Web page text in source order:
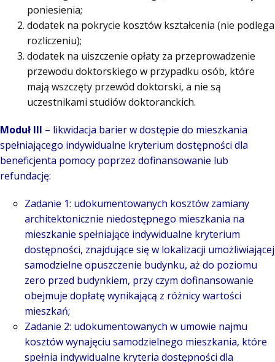
poniesienia;
dodatek na pokrycie kosztów kształcenia (nie podlega
rozliczeniu);
dodatek na uiszczenie opłaty za przeprowadzenie
przewodu doktorskiego w przypadku osób, które
mają wszczęty przewód doktorski, a nie są
uczestnikami studiów doktoranckich.
Moduł III – likwidacja barier w dostępie do mieszkania
spełniającego indywidualne kryterium dostępności dla
beneficjenta pomocy poprzez dofinansowanie lub
refundację:
Zadanie 1: udokumentowanych kosztów zamiany
architektonicznie niedostępnego mieszkania na
mieszkanie spełniające indywidualne kryterium
dostępności, znajdujące się w lokalizacji umożliwiającej
samodzielne opuszczenie budynku, aż do poziomu
zero przed budynkiem, przy czym dofinansowanie
obejmuje dopłatę wynikającą z różnicy wartości
mieszkań;
Zadanie 2: udokumentowanych w umowie najmu
kosztów wynajęciu samodzielnego mieszkania, które
spełnia indywidualne kryteria dostępności dla